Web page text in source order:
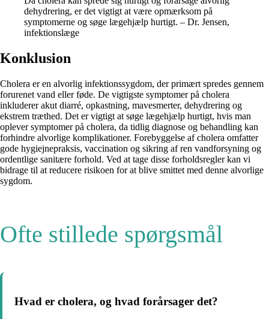
dehydrering, er det vigtigt at være opmærksom på
symptomerne og søge lægehjælp hurtigt. – Dr. Jensen,
infektionslæge
Konklusion
Cholera er en alvorlig infektionssygdom, der primært spredes gennem
forurenet vand eller føde. De vigtigste symptomer på cholera
inkluderer akut diarré, opkastning, mavesmerter, dehydrering og
ekstrem træthed. Det er vigtigt at søge lægehjælp hurtigt, hvis man
oplever symptomer på cholera, da tidlig diagnose og behandling kan
forhindre alvorlige komplikationer. Forebyggelse af cholera omfatter
gode hygiejnepraksis, vaccination og sikring af ren vandforsyning og
ordentlige sanitære forhold. Ved at tage disse forholdsregler kan vi
bidrage til at reducere risikoen for at blive smittet med denne alvorlige
sygdom.
Ofte stillede spørgsmål
Hvad er cholera, og hvad forårsager det?